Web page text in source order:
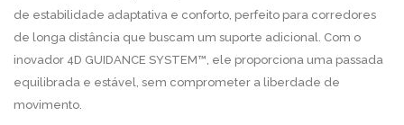
de estabilidade adaptativa e conforto, perfeito para corredores
de longa distância que buscam um suporte adicional. Com o
inovador 4D GUIDANCE SYSTEM™, ele proporciona uma passada
equilibrada e estável, sem comprometer a liberdade de
movimento.